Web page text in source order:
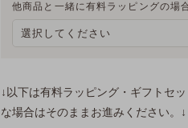
他商品と一緒に有料ラッピングの場
↓以下は有料ラッピング・ギフトセ
な場合はそのままお進みください。↓